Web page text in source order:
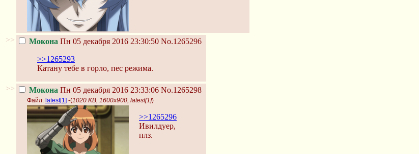
>> Мокона Пн 05 декабря 2016 23:30:50 No.1265296
>>1265293
Катану тебе в горло, пес режима.
>> Мокона Пн 05 декабря 2016 23:33:06 No.1265298
Файл: latest[1] -(1020 KB, 1600x900, latest[1])
>>1265296
Ивилдуер,
плз.